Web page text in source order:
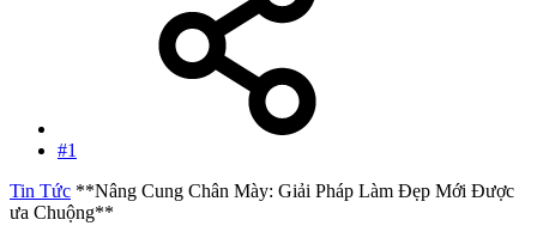
#1
Tin Tức **Nâng Cung Chân Mày: Giải Pháp Làm Đẹp Mới Được
ưa Chuộng**